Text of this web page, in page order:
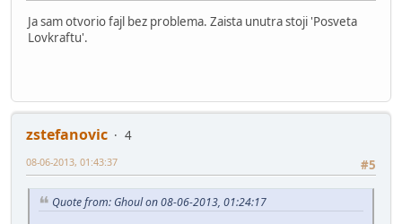
Ja sam otvorio fajl bez problema. Zaista unutra stoji 'Posveta
Lovkraftu'.
zstefanovic
4
#5
08-06-2013, 01:43:37
Quote from: Ghoul on 08-06-2013, 01:24:17